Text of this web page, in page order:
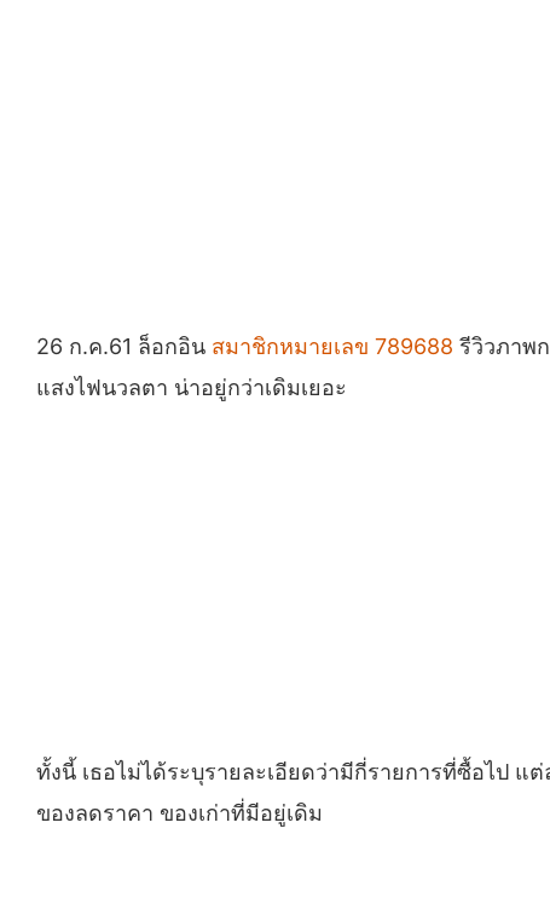
26 ก.ค.61 ล็อกอิน สมาชิกหมายเลข 789688 รีวิวภาพ
แสงไฟนวลตา น่าอยู่กว่าเดิมเยอะ
ทั้งนี้ เธอไม่ได้ระบุรายละเอียดว่ามีกี่รายการที่ซื้อไป แ
ของลดราคา ของเก่าที่มีอยู่เดิม